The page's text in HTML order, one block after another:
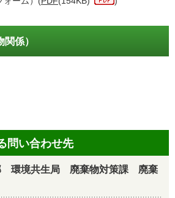
係）
問い合わせ先
環境共生局 廃棄物対策課 廃棄